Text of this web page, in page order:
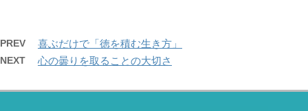
PREV 喜ぶだけで「徳を積む生き方」
NEXT 心の曇りを取ることの大切さ